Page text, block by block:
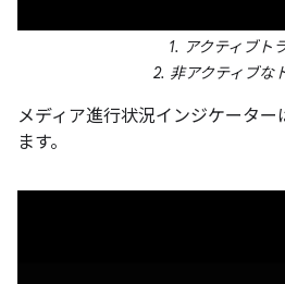
1. アクティブト
2. 非アクティブな
メディア進行状況インジケーター
ます。